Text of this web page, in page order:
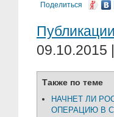
Поделиться
Публикации
09.10.2015
Также по теме
НАЧНЕТ ЛИ
ОПЕРАЦИЮ В